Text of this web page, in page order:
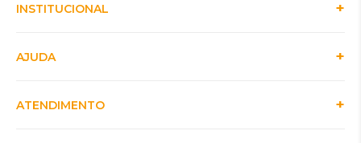
INSTITUCIONAL
AJUDA
ATENDIMENTO